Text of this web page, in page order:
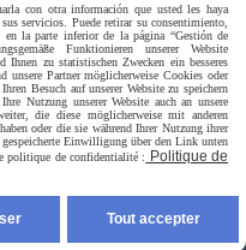
et union europeen
con otra información que usted les haya
servicios. Puede retirar su consentimiento,
en la parte inferior de la página “Gestión de
Funktionieren unserer Website
Ihnen zu statistischen Zwecken ein besseres
Partner möglicherweise Cookies oder
Besuch auf unserer Website zu speichern
Nutzung unserer Website auch an unsere
die diese möglicherweise mit anderen
oder die sie während Ihrer Nutzung ihrer
Einwilligung über den Link unten
politique de confidentialité :
Politique de
Tout accepter